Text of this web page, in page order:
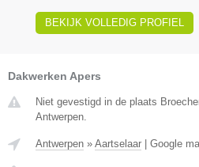
BEKIJK VOLLEDIG PROFIEL
Dakwerken Apers
Niet gevestigd in de plaats
Antwerpen.
Antwerpen » Aartselaar | Google